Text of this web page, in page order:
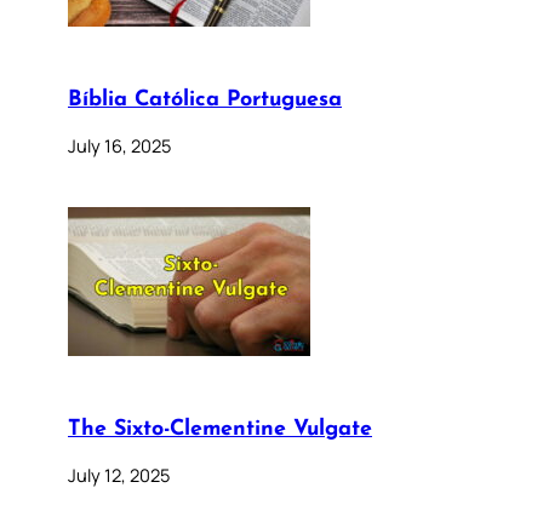
Bíblia Católica Portuguesa
July 16, 2025
The Sixto-Clementine Vulgate
July 12, 2025